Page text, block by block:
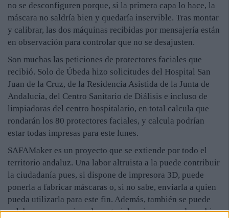
no se desconfiguren porque, si la primera capa lo hace, la
máscara no saldría bien y quedaría inservible. Tras montar
y calibrar, las dos máquinas recibidas por mensajería están
en observación para controlar que no se desajusten.
Son muchas las peticiones de protectores faciales que
recibió. Solo de Úbeda hizo solicitudes del Hospital San
Juan de la Cruz, de la Residencia Asistida de la Junta de
Andalucía, del Centro Sanitario de Diálisis e incluso de
limpiadoras del centro hospitalario, en total calcula que
rondarán los 80 protectores faciales, y calcula podrían
estar todas impresas para este lunes.
SAFAMaker es un proyecto que se extiende por todo el
territorio andaluz. Una labor altruista a la puede contribuir
la ciudadanía pues, si dispone de impresora 3D, puede
ponerla a fabricar máscaras o, si no sabe, enviarla a quien
pueda utilizarla para este fin. Además, también se puede
colaborar proporcionado materiales si es proveedor, o bien